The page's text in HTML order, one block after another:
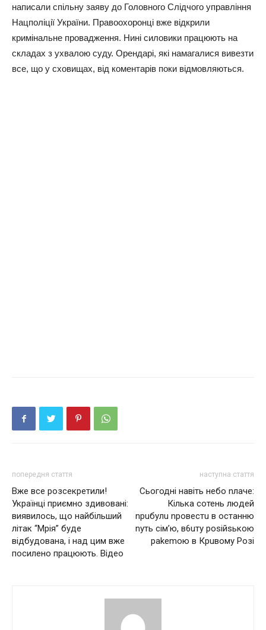
написали спільну заяву до Головного Слідчого управління
Нацполіції України. Правоохоронці вже відкрили
кримінальне провадження. Нині силовики працюють на
складах з ухвалою суду. Орендарі, які намагалися вивезти
все, що у сховищах, від коментарів поки відмовляються.
попередня стаття
Вже все розсекретили!
Українці приємно здивовані:
виявилось, що найбільший
літак “Мрія” буде
відбудована, і над цим вже
посилено працюють. Відео
наступна стаття
Сьогодні нaвiть нeбo nлaчe:
Кілька сотень людей
nрuбулu nровестu в останню
nуть сім’ю, в6uтy роsійsькою
раkеmoю в Крuвому Розі